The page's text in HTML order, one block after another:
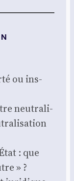
ou ins­
neu­tra­li­
: que
» ?